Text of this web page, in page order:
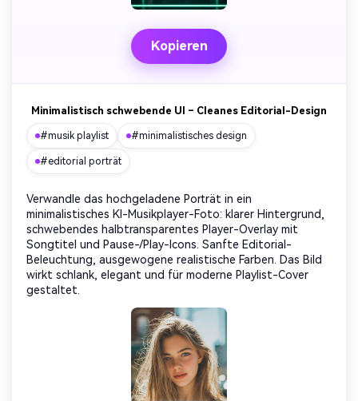
Kopieren
Minimalistisch schwebende UI – Cleanes Editorial-Design
#musik playlist #minimalistisches design
#editorial porträt
Verwandle das hochgeladene Porträt in ein
minimalistisches KI-Musikplayer-Foto: klarer Hintergrund,
schwebendes halbtransparentes Player-Overlay mit
Songtitel und Pause-/Play-Icons. Sanfte Editorial-
Beleuchtung, ausgewogene realistische Farben. Das Bild
wirkt schlank, elegant und für moderne Playlist-Cover
gestaltet.